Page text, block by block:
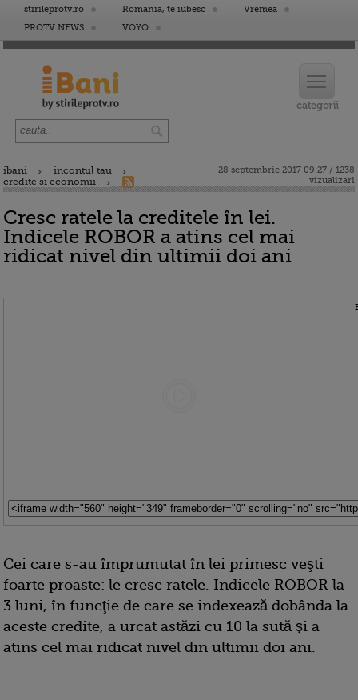
stirileprotv.ro Romania, te iubesc
Vremea
PROTV NEWS
VOYO
ibani
incontul tau
credite si economii
28 septembrie 2017 09:27 / 1238
vizualizari
Cresc ratele la creditele în lei.
Indicele ROBOR a atins cel mai
ridicat nivel din ultimii doi ani
Cei care s-au împrumutat în lei primesc veşti
foarte proaste: le cresc ratele. Indicele ROBOR la
3 luni, în funcţie de care se indexează dobânda la
aceste credite, a urcat astăzi cu 10 la sută şi a
atins cel mai ridicat nivel din ultimii doi ani.